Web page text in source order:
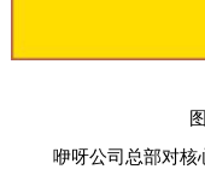
咿呀公司总部对核